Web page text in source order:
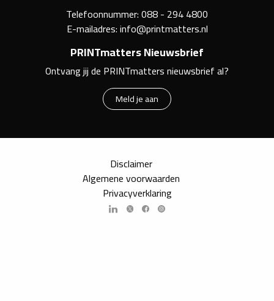
Telefoonnummer:088 - 294 4800
E-mailadres:info@printmatters.nl
PRINTmatters Nieuwsbrief
Ontvang jij de PRINTmatters nieuwsbrief al?
Meld je aan
Disclaimer
Algemene voorwaarden
Privacyverklaring